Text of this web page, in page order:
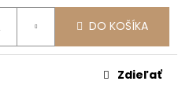
DO KOŠÍKA
Zdieľať